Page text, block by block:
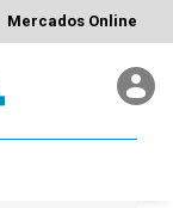
Mercados Online